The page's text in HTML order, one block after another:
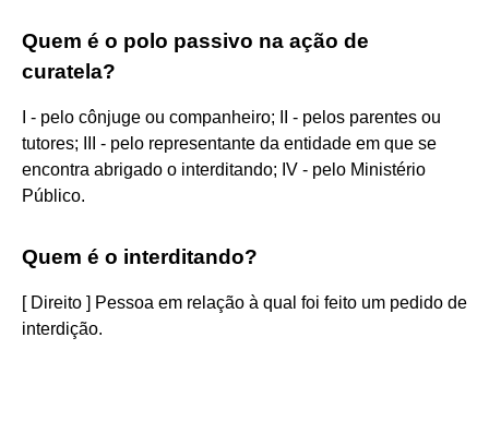
Quem é o polo passivo na ação de
curatela?
I - pelo cônjuge ou companheiro; II - pelos parentes ou
tutores; III - pelo representante da entidade em que se
encontra abrigado o interditando; IV - pelo Ministério
Público.
Quem é o interditando?
[ Direito ] Pessoa em relação à qual foi feito um pedido de
interdição.